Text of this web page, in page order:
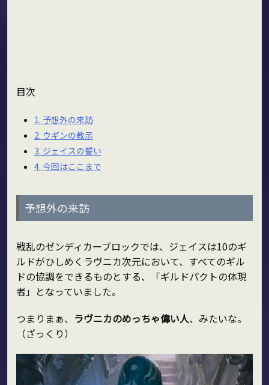
目次
1. 予想外の来訪
2. ウギンの教示
3. ジェイスの誓い
4. 今回はここまで
予想外の来訪
戦乱のゼンディカーブロックでは、ジェイスは10のギ
ルドがひしめくラヴニカ次元において、すべてのギル
ドの協調をできるものとする、「ギルドパクトの体現
者」となっていました。
つまりまぁ、 ラヴニカのめっちゃ偉い人、みたいな。
（ざっくり）